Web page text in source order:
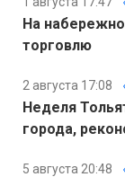
На
торговлю
2 августа 17:08
Неделя
города,
5 августа 20:48